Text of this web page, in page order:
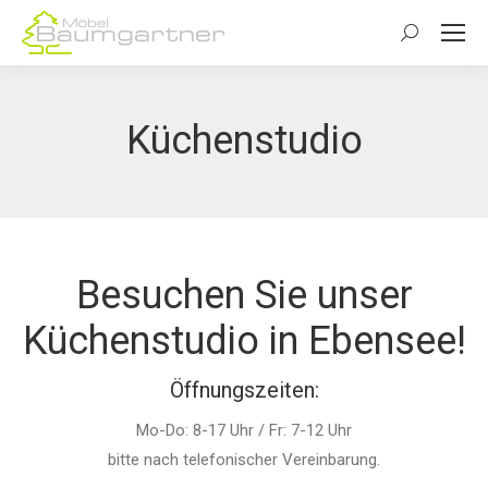
Search:
Küchenstudio
Besuchen Sie unser
Küchenstudio in Ebensee!
Öffnungszeiten:
Mo-Do: 8-17 Uhr / Fr: 7-12 Uhr
bitte nach telefonischer Vereinbarung.